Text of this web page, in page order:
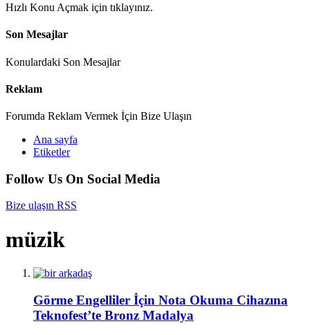
Hızlı Konu Açmak için tıklayınız.
Son Mesajlar
Konulardaki Son Mesajlar
Reklam
Forumda Reklam Vermek İçin Bize Ulaşın
Ana sayfa
Etiketler
Follow Us On Social Media
Bize ulaşın RSS
müzik
Görme Engelliler İçin Nota Okuma Cihazına
Teknofest’te Bronz Madalya